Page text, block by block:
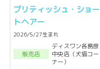
ブリティッシュ・ショー
トヘアー
2026/5/27生まれ
販売店
ディスワン各務原
中央店（犬猫コー
ナー）